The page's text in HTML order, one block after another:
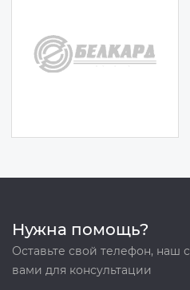
Нужна помощь?
Оставьте свой телефон, наш
вами для консультации